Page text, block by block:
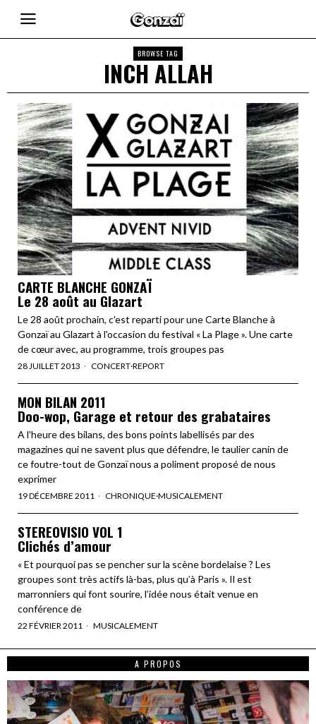
BROWSE TAG
INCH ALLAH
CARTE BLANCHE GONZAÏ
Le 28 août au Glazart
Le 28 août prochain, c'est reparti pour une Carte Blanche à
Gonzaï au Glazart à l'occasion du festival « La Plage ». Une carte
de cœur avec, au programme, trois groupes pas
28 JUILLET 2013 CONCERT·REPORT
MON BILAN 2011
Doo-wop, Garage et retour des grabataires
A l'heure des bilans, des bons points labellisés par des
magazines qui ne savent plus que défendre, le taulier canin de
ce foutre-tout de Gonzaï nous a poliment proposé de nous
exprimer
19 DÉCEMBRE 2011 CHRONIQUE·MUSICALEMENT
STEREOVISIO VOL 1
Clichés d’amour
« Et pourquoi pas se pencher sur la scène bordelaise ? Les
groupes sont très actifs là-bas, plus qu’à Paris ». Il est
marronniers qui font sourire, l’idée nous était venue en
conférence de
22 FÉVRIER 2011 MUSICALEMENT
A PROPOS